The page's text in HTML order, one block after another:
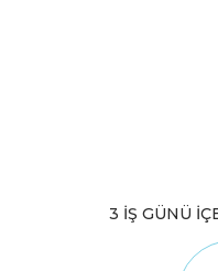
3 İŞ GÜNÜ